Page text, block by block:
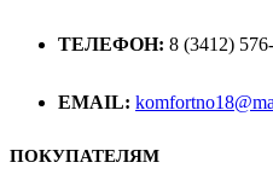
ТЕЛЕФОН: 8 (3412)
EMAIL:
ПОКУПАТЕЛЯМ